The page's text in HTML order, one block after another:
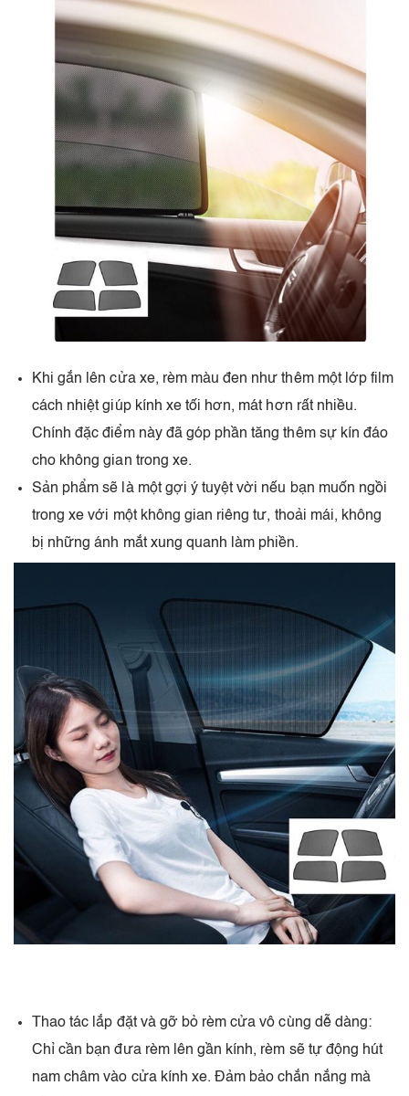
Khi gắn lên cửa xe, rèm màu đen như thêm một lớp film
cách nhiệt giúp kính xe tối hơn, mát hơn rất nhiều.
Chính đặc điểm này đã góp phần tăng thêm sự kín đáo
cho không gian trong xe.
Sản phẩm sẽ là một gợi ý tuyệt vời nếu bạn muốn ngồi
trong xe với một không gian riêng tư, thoải mái, không
bị những ánh mắt xung quanh làm phiền.
Thao tác lắp đặt và gỡ bỏ rèm cửa vô cùng dễ dàng:
Chỉ cần bạn đưa rèm lên gần kính, rèm sẽ tự động hút
nam châm vào cửa kính xe. Đảm bảo chắn nắng mà